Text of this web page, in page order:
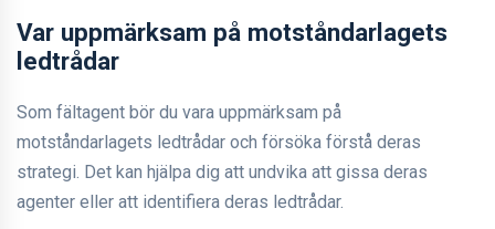
Var uppmärksam på motståndarlagets
ledtrådar
Som fältagent bör du vara uppmärksam på
motståndarlagets ledtrådar och försöka förstå deras
strategi. Det kan hjälpa dig att undvika att gissa deras
agenter eller att identifiera deras ledtrådar.